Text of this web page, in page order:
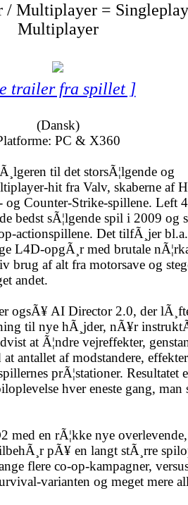
=
Multiplayer
trailer fra spillet ]
(Dansk)
PC & X360
til det storsÃ¦lgende og
hit fra Valv, skaberne af
og Counter-Strike-spillene. Left
bedst sÃ¦lgende spil i 2009 og
actionspillene. Det tilfÃ¸jer
L4D-opgÃ¸r med brutale
brug af alt fra motorsave og
andet.
ogsÃ¥ AI Director 2.0, der
til nye hÃ¸jder, nÃ¥r
at Ã¦ndre vejreffekter,
antallet af modstandere,
prÃ¦stationer. Resultatet
hver eneste gang, man
med en rÃ¦kke nye
pÃ¥ en langt stÃ¸rre
flere co-op-kampagner,
varianten og meget mere